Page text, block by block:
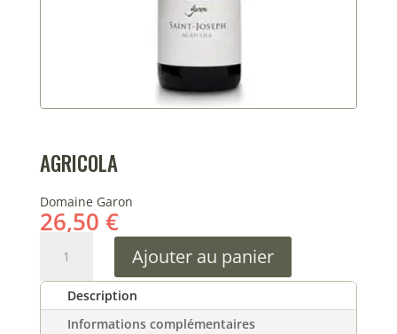
AGRICOLA
Domaine Garon
26,50 €
Agricola
Ajouter au panier
Description
Informations complémentaires